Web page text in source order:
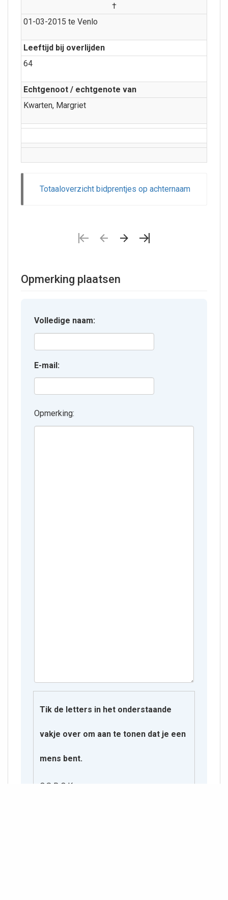
†
01-03-2015 te Venlo
Leeftijd bij overlijden
64
Echtgenoot / echtgenote van
Kwarten, Margriet
Totaaloverzicht bidprentjes op achternaam
Opmerking plaatsen
Volledige naam:
E-mail:
Opmerking:
Tik de letters in het onderstaande
vakje over om aan te tonen dat je een
mens bent.
O S R Q K